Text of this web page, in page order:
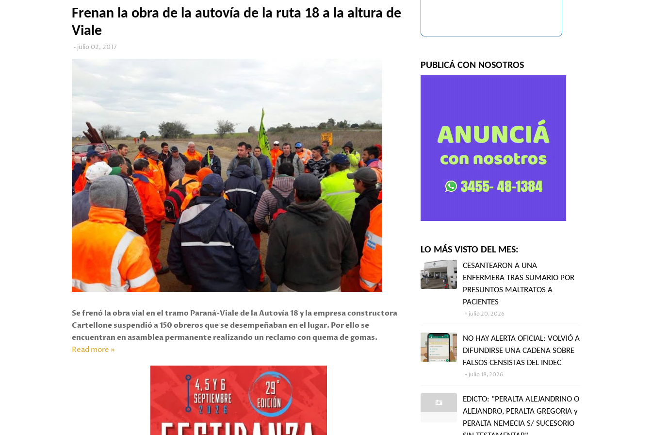
Frenan la obra de la autovía de la ruta 18 a la altura de
Viale
julio 02, 2017
Se frenó la obra vial en el tramo Paraná-Viale de la Autovía 18 y la empresa constructora
Cartellone suspendió a 150 obreros que se desempeñaban en el lugar. Por ello se
encuentran en asamblea permanente realizando un reclamo con quema de gomas.
Read more »
PUBLICÁ CON NOSOTROS
LO MÁS VISTO DEL MES:
CESANTEARON A UNA
ENFERMERA TRAS SUMARIO POR
PRESUNTOS MALTRATOS A
PACIENTES
julio 20, 2026
NO HAY ALERTA OFICIAL: VOLVIÓ A
DIFUNDIRSE UNA CADENA SOBRE
FALSOS CENSISTAS DEL INDEC
julio 18, 2026
EDICTO: "PERALTA ALEJANDRINO O
ALEJANDRO, PERALTA GREGORIA y
PERALTA NEMECIA S/ SUCESORIO